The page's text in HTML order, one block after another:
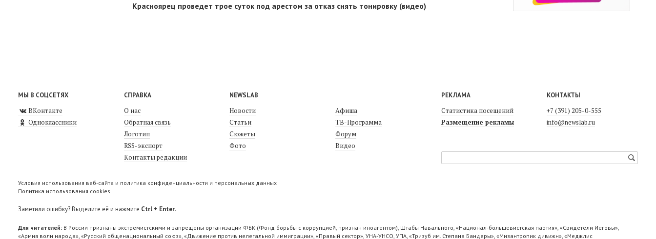
Красноярец проведет трое суток под арестом за отказ снять тонировку (видео)
МЫ В СОЦСЕТЯХ
ВКонтакте
Одноклассники
СПРАВКА
О нас
Обратная связь
Логотип
RSS-экспорт
Контакты редакции
NEWSLAB
Новости
Статьи
Сюжеты
Фото
Афиша
ТВ-Программа
Форум
Видео
РЕКЛАМА
Статистика посещений
Размещение рекламы
КОНТАКТЫ
+7 (391) 205-0-555
info@newslab.ru
Условия использования веб-сайта и политика конфиденциальности и персональных данных
Политика использования cookies
Заметили ошибку? Выделите её и нажмите Ctrl + Enter.
Для читателей: В России признаны экстремистскими и запрещены организации ФБК (Фонд борьбы с коррупцией, признан иноагентом), Штабы Навального, «Национал-большевистская партия», «Свидетели Иеговы»,
«Армия воли народа», «Русский общенациональный союз», «Движение против нелегальной иммиграции», «Правый сектор», УНА-УНСО, УПА, «Тризуб им. Степана Бандеры», «Мизантропик дивижн», «Меджлис